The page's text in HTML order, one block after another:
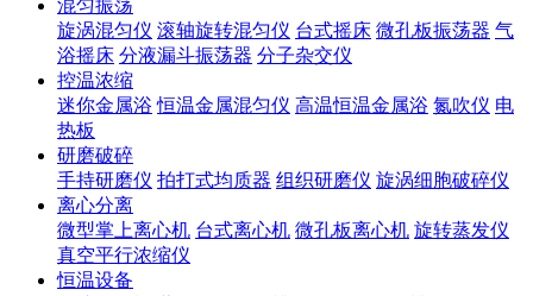
混匀振荡
旋涡混匀仪 滚轴旋转混匀仪 台式摇床 微孔板振荡器 气
浴摇床 分液漏斗振荡器 分子杂交仪
控温浓缩
迷你金属浴 恒温金属混匀仪 高温恒温金属浴 氮吹仪 电
热板
研磨破碎
手持研磨仪 拍打式均质器 组织研磨仪 旋涡细胞破碎仪
离心分离
微型掌上离心机 台式离心机 微孔板离心机 旋转蒸发仪
真空平行浓缩仪
恒温设备